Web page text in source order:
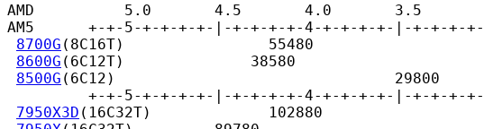
AMD          5.0       4.5       4.0       3.5
AM5      +-+-5-+-+-+-+-|-+-+-+-+-4-+-+-+-+-|-+-+-+-+-
8700G (8C16T)                55480
8600G (6C12T)              38580
8500G (6C12)                               29800
+-+-5-+-+-+-+-|-+-+-+-+-4-+-+-+-+-|-+-+-+-
7950X3D (16C32T)             102880